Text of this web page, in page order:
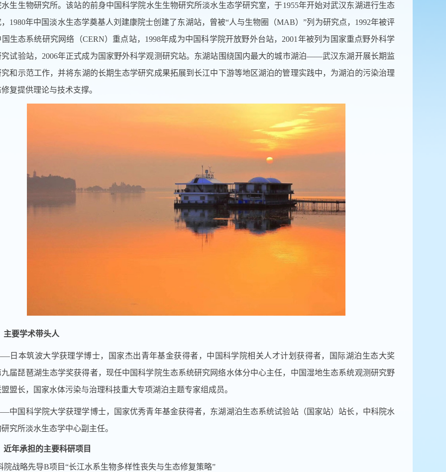
生生物研究所。该站的前身中国科学院水生生物研究所淡水生态学研究室，于1955年开始对武汉东湖进行生态
1980年中国淡水生态学奠基人刘建康院士创建了东湖站，曾被“人与生物圈（MAB）”列为研究点，1992年被评
生态系统研究网络（CERN）重点站，1998年成为中国科学院开放野外台站，2001年被列为国家重点野外科学
究试验站，2006年正式成为国家野外科学观测研究站。东湖站围绕国内最大的城市湖泊——武汉东湖开展长期监
和示范工作，并将东湖的长期生态学研究成果拓展到长江中下游等地区湖泊的管理实践中，为湖泊的污染治理
复提供理论与技术支撑。
主要学术带头人
日本筑波大学获理学博士，国家杰出青年基金获得者，中国科学院相关人才计划获得者，国际湖泊生态大奖
九届琵琶湖生态学奖获得者，现任中国科学院生态系统研究网络水体分中心主任，中国湿地生态系统观测研究野
盟长，国家水体污染与治理科技重大专项湖泊主题专家组成员。
中国科学院大学获理学博士，国家优秀青年基金获得者，东湖湖泊生态系统试验站（国家站）站长，中科院水
究所淡水生态学中心副主任。
近年承担的主要科研项目
院战略先导B项目“长江水系生物多样性丧失与生态修复策略”